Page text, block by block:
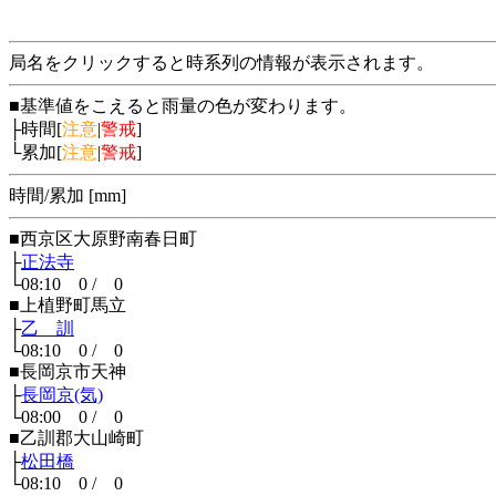
局名をクリックすると時系列の情報が表示されます。
■基準値をこえると雨量の色が変わります。
├時間[注意|警戒]
└累加[注意|警戒]
時間/累加 [mm]
■西京区大原野南春日町
├正法寺
└08:10 0 / 0
■上植野町馬立
├乙 訓
└08:10 0 / 0
■長岡京市天神
├長岡京(気)
└08:00 0 / 0
■乙訓郡大山崎町
├松田橋
└08:10 0 / 0